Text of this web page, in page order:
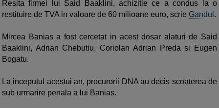
Resita firmei lui Said Baaklini, achizitie ce a condus la o
restituire de TVA in valoare de 60 milioane euro, scrie Gandul .
Mircea Banias a fost cercetat in acest dosar alaturi de Said
Baaklini, Adrian Chebutiu, Coriolan Adrian Preda si Eugen
Bogatu.
La inceputul acestui an, procurorii DNA au decis scoaterea de
sub urmarire penala a lui Banias.